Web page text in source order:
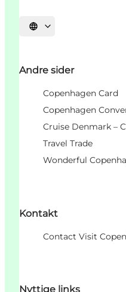
Select language
Andre sider
Copenhagen Card
Copenhagen
Cruise Denmark –
Travel Trade
Wonderful
Kontakt
Contact Visit
Nyttige links